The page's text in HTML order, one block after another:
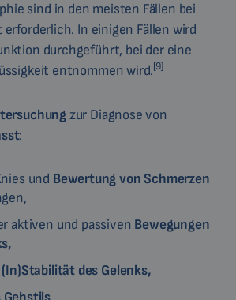
sind in den meisten Fällen bei
In einigen Fällen wird
durchgeführt, bei der eine
entnommen wird.[9]
zur Diagnose von
:
und Bewertung von Schmerzen
aktiven und passiven Bewegungen
des Gelenks,